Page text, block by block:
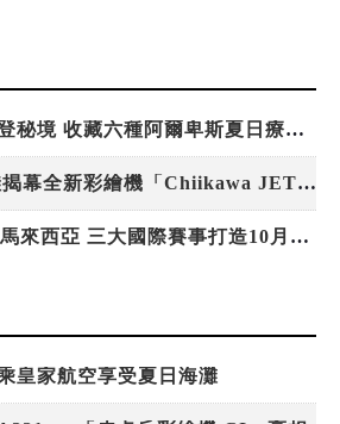
探索瑞士格勞賓登秘境 收藏六種阿爾卑斯夏日療癒之旅
ANAｘ吉伊卡哇揭幕全新彩繪機「Chiikawa JET」
F1睽違九年重返馬來西亞 三大國際賽事打造10月運動旅遊熱潮 賽車、自行車、路跑同週登場
皇家航空享受夏日海灘